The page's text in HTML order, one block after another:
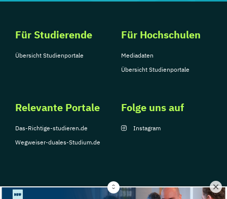
Für Studierende
Übersicht Studienportale
Für Hochschulen
Mediadaten
Übersicht Studienportale
Relevante Portale
Das-Richtige-studieren.de
Wegweiser-duales-Studium.de
Folge uns auf
Instagram